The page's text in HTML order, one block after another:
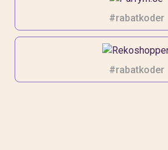
#rabatkoder
#rabatkoder